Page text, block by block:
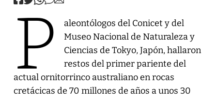
P
aleontólogos del Conicet y del
Museo Nacional de Naturaleza y
Ciencias de Tokyo, Japón, hallaron
restos del primer pariente del
actual ornitorrinco australiano en rocas
cretácicas de 70 millones de años a unos 30